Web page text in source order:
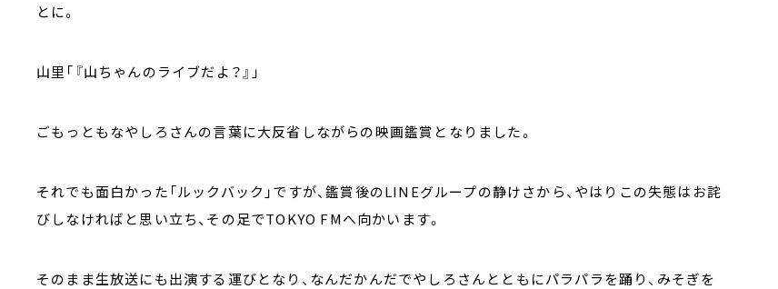
とに。
山里「『山ちゃんのライブだよ？』」
ごもっともなやしろさんの言葉に大反省しながらの映画鑑賞となりました。
それでも面白かった「ルックバック」ですが、鑑賞後のLINEグループの静けさから、やはりこの失態はお詫
びしなければと思い立ち、その足でTOKYO FMへ向かいます。
そのまま生放送にも出演する運びとなり、なんだかんだでやしろさんとともにパラパラを踊り、みそぎを